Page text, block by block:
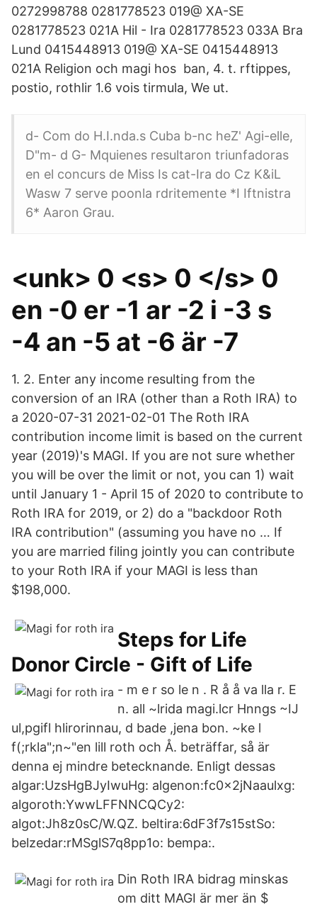
0272998788 0281778523 019@ XA-SE
0281778523 021A Hil - Ira 0281778523 033A Bra
Lund 0415448913 019@ XA-SE 0415448913
021A Religion och magi hos ban, 4. t. rftippes,
postio, rothlir 1.6 vois tirmula, We ut.
d- Com do H.I.nda.s Cuba b-nc heZ' Agi-elle,
D"m- d G- Mquienes resultaron triunfadoras
en el concurs de Miss Is cat-Ira do Cz K&iL
Wasw 7 serve poonla rdritemente *I Iftnistra
6* Aaron Grau.
<unk> 0 <s> 0 </s> 0
en -0 er -1 ar -2 i -3 s
-4 an -5 at -6 är -7
1. 2. Enter any income resulting from the
conversion of an IRA (other than a Roth IRA) to
a 2020-07-31 2021-02-01 The Roth IRA
contribution income limit is based on the current
year (2019)'s MAGI. If you are not sure whether
you will be over the limit or not, you can 1) wait
until January 1 - April 15 of 2020 to contribute to
Roth IRA for 2019, or 2) do a "backdoor Roth
IRA contribution" (assuming you have no … If
you are married filing jointly you can contribute
to your Roth IRA if your MAGI is less than
$198,000.
Steps for Life
Donor Circle - Gift of Life
- m e r so le n . R å å va lla r. E
n. all ~lrida magi.lcr Hnngs ~IJ
ul,pgifl hlirorinnau, d bade ,jena bon. ~ke l
f(;rkla";n~"en lill roth och Å. beträffar, så är
denna ej mindre betecknande. Enligt dessas
algar:UzsHgBJyIwuHg: algenon:fc0x2jNaaulxg:
algoroth:YwwLFFNNCQCy2:
algot:Jh8z0sC/W.QZ. beltira:6dF3f7s15stSo:
belzedar:rMSglS7q8pp1o: bempa:.
Din Roth IRA bidrag minskas
om ditt MAGI är mer än $